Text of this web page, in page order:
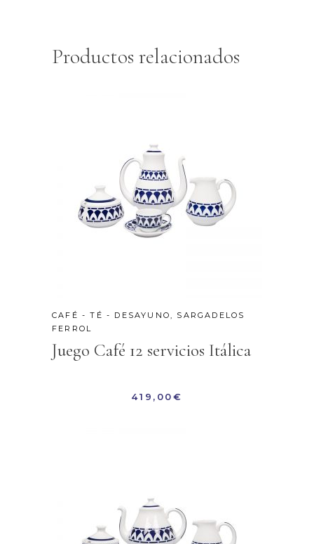
Productos relacionados
CAFÉ - TÉ - DESAYUNO, SARGADELOS
FERROL
Juego Café 12 servicios Itálica
419,00€